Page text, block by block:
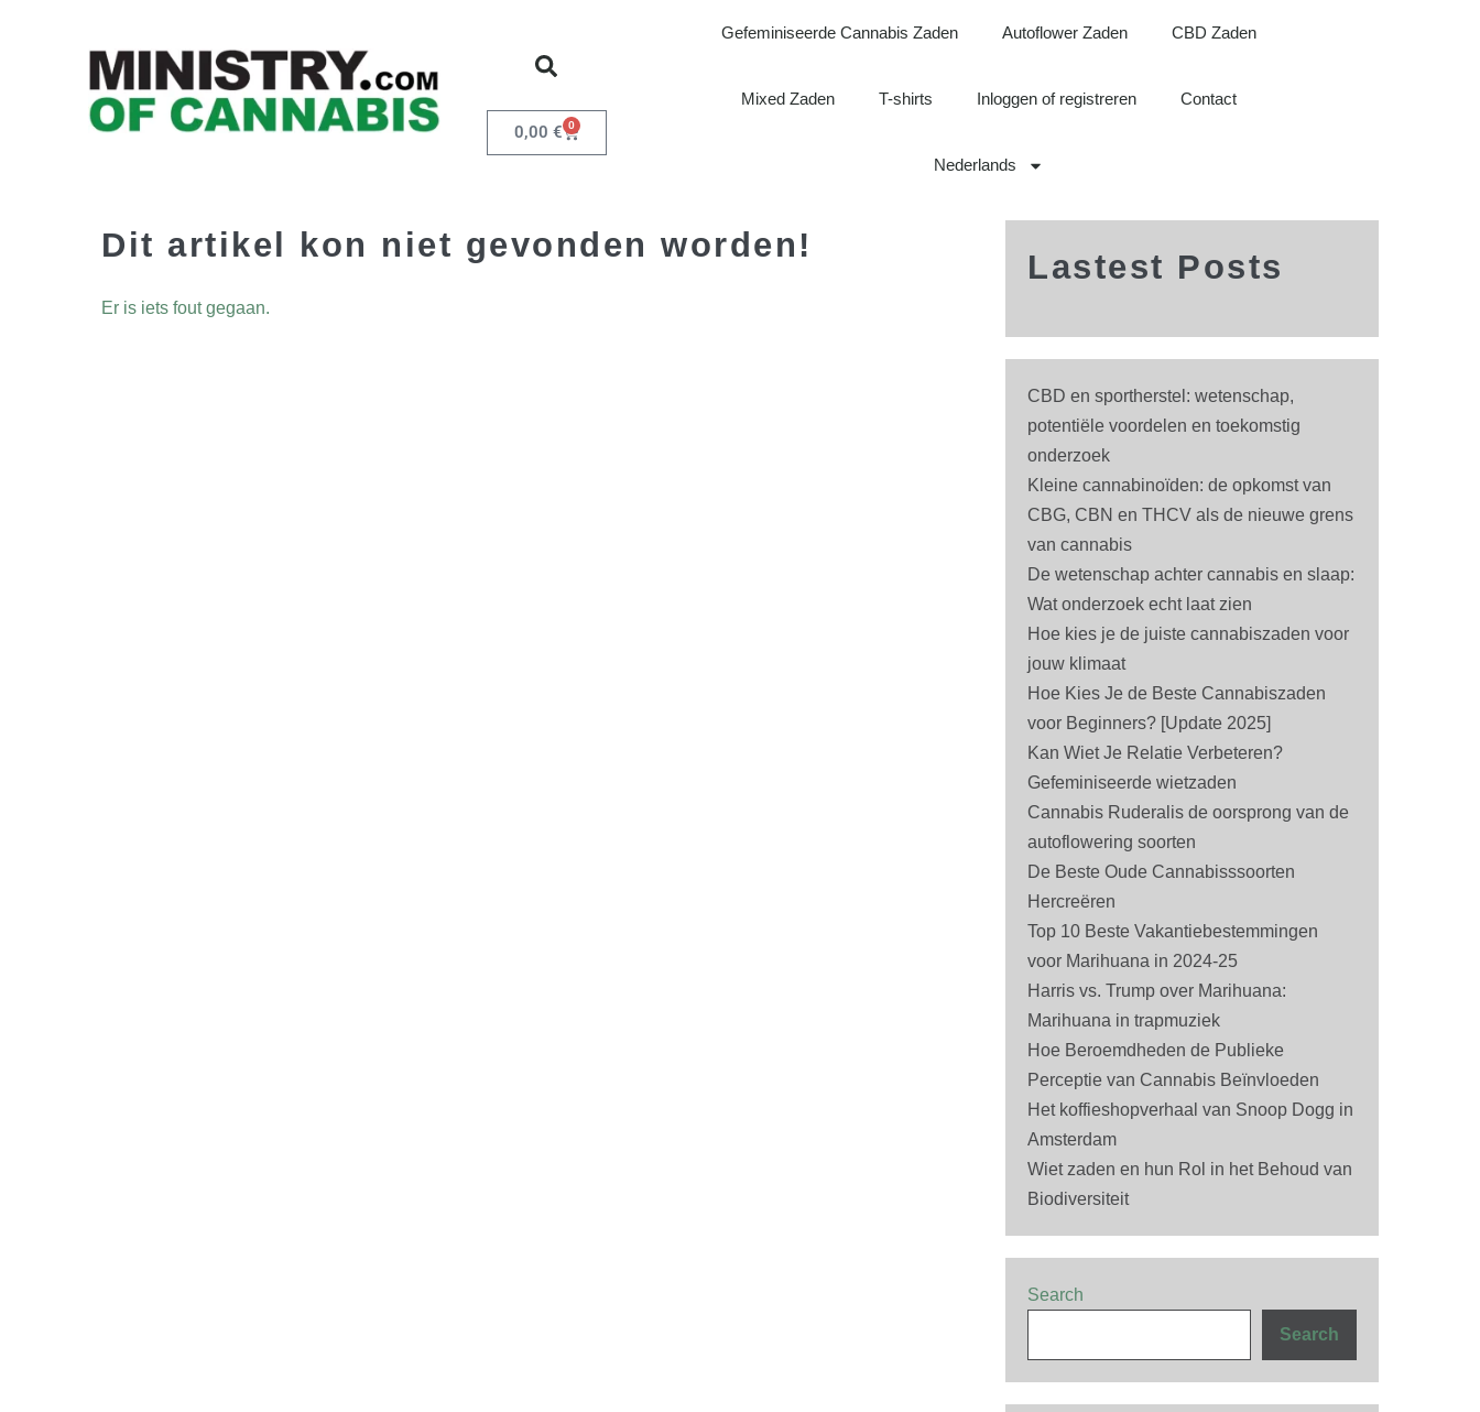
0,00 € 0
Gefeminiseerde Cannabis Zaden Autoflower Zaden CBD Zaden
Mixed Zaden T-shirts Inloggen of registreren Contact
Nederlands
Dit artikel kon niet gevonden worden!
Er is iets fout gegaan.
Lastest Posts
CBD en sportherstel: wetenschap,
potentiële voordelen en toekomstig
onderzoek
Kleine cannabinoïden: de opkomst van
CBG, CBN en THCV als de nieuwe grens
van cannabis
De wetenschap achter cannabis en slaap:
Wat onderzoek echt laat zien
Hoe kies je de juiste cannabiszaden voor
jouw klimaat
Hoe Kies Je de Beste Cannabiszaden
voor Beginners? [Update 2025]
Kan Wiet Je Relatie Verbeteren?
Gefeminiseerde wietzaden
Cannabis Ruderalis de oorsprong van de
autoflowering soorten
De Beste Oude Cannabisssoorten
Hercreëren
Top 10 Beste Vakantiebestemmingen
voor Marihuana in 2024-25
Harris vs. Trump over Marihuana:
Marihuana in trapmuziek
Hoe Beroemdheden de Publieke
Perceptie van Cannabis Beïnvloeden
Het koffieshopverhaal van Snoop Dogg in
Amsterdam
Wiet zaden en hun Rol in het Behoud van
Biodiversiteit
Search
Search